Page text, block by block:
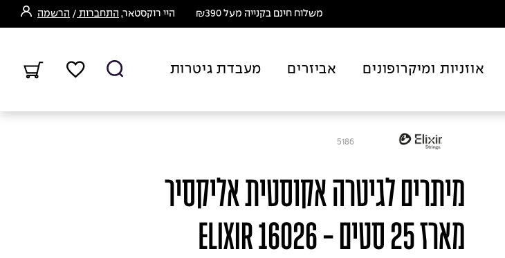
משלוח חינם בקנייה מעל ₪390 היי רוקסטאר, התחברות / הרשמה
אוזניות ומיקרופונים אביזרים מעבדת גיטרות
5186
מיתרים לגיטרה אקוסטית אליקסיר
מארז 25 סטים - ELIXIR 16026